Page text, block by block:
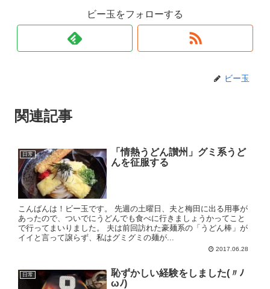
ビー玉をフォローする
ビー玉
関連記事
日常
「情熱うどん讃州」グミ系うど
んを征服する
こんばんは！ビー玉です。 先週の土曜日、夫と梅田に出る用事が
あったので、ついでにうどんでも食べに行きましょうかってこと
で行ってまいりました。 夫は前回訪れた豪麺系の「うどん棒」が
イイと言って譲らず、私はグミグミの麺が...
2017.06.28
日常
恥ずかしい経験をしました(〃ﾉ
ωﾉ)